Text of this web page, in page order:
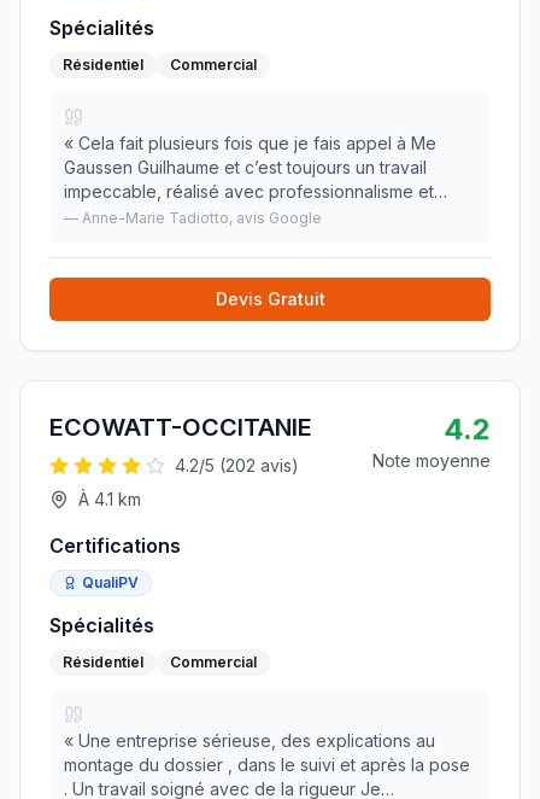
Spécialités
Résidentiel Commercial
« Cela fait plusieurs fois que je fais appel à Me
Gaussen Guilhaume et c’est toujours un travail
impeccable, réalisé avec professionnalisme et
efficacité. Je conseille grandement.
— Anne-Marie Tadiotto, avis Google
Devis Gratuit
ECOWATT-OCCITANIE
4.2/5 (202 avis)
À 4.1 km
4.2
Note moyenne
Certifications
QualiPV
Spécialités
Résidentiel Commercial
« Une entreprise sérieuse, des explications au
montage du dossier , dans le suivi et après la pose
. Un travail soigné avec de la rigueur Je